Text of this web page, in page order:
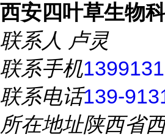
西安四叶草生物
联系人 卢灵
联系手机
联系电话139-
所在地址陕西省